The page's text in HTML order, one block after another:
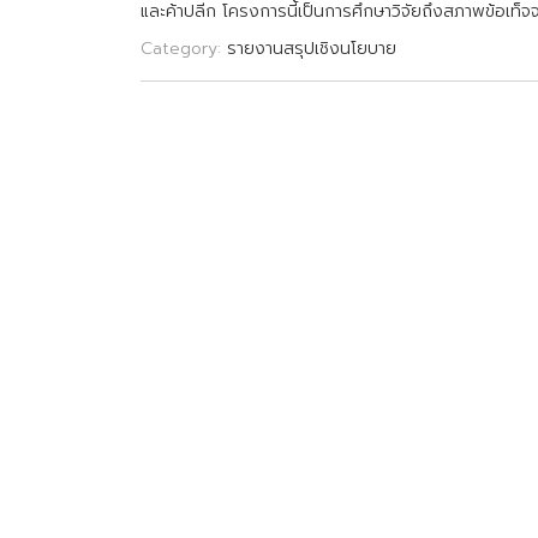
และคาปลก โครงการนเปนการศกษาวจยถงสภาพขอเทจจ
Category: รายงานสรุปเชิงนโยบาย